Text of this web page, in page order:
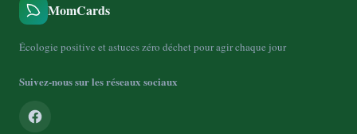
MomCards
Écologie positive et astuces zéro déchet pour agir chaque jour
Suivez-nous sur les réseaux sociaux